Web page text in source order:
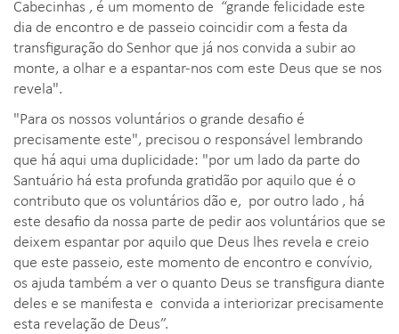
Cabecinhas , é um momento de “grande felicidade este
dia de encontro e de passeio coincidir com a festa da
transfiguração do Senhor que já nos convida a subir ao
monte, a olhar e a espantar-nos com este Deus que se nos
revela".
"Para os nossos voluntários o grande desafio é
precisamente este", precisou o responsável lembrando
que há aqui uma duplicidade: "por um lado da parte do
Santuário há esta profunda gratidão por aquilo que é o
contributo que os voluntários dão e, por outro lado , há
este desafio da nossa parte de pedir aos voluntários que se
deixem espantar por aquilo que Deus lhes revela e creio
que este passeio, este momento de encontro e convívio,
os ajuda também a ver o quanto Deus se transfigura diante
deles e se manifesta e convida a interiorizar precisamente
esta revelação de Deus”.